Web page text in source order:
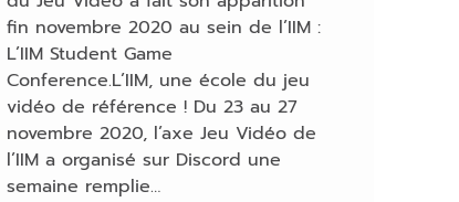
fin novembre 2020 au sein de l’IIM :
L’IIM Student Game
Conference.L’IIM, une école du jeu
vidéo de référence ! Du 23 au 27
novembre 2020, l’axe Jeu Vidéo de
l’IIM a organisé sur Discord une
semaine remplie…